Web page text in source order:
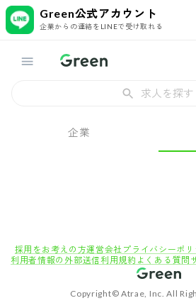
Green公式アカウント
企業からの連絡をLINEで受け取れる
求人を探す
企業
採用をお考えの方運営会社 プライバシーポリ
利用者情報の外部送信利用規約 よくある質問
Copyright© Atrae, Inc. All